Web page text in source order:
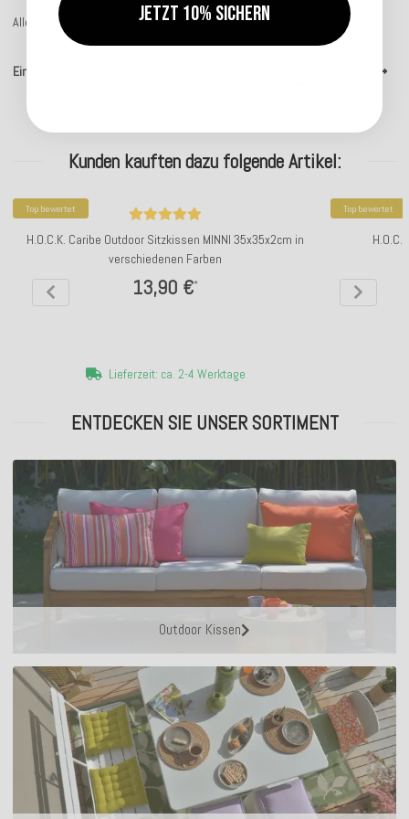
Alles super, neuer Kontakt
Einträge 1 – 10 von 48
Kunden kauften dazu folgende Artikel:
Top bewertet
H.O.C.K. Caribe Outdoor Sitzkissen MINNI 35x35x2cm in
verschiedenen Farben
13,90 €*
Lieferzeit: ca. 2-4 Werktage
Top bewertet
ENTDECKEN SIE UNSER SORTIMENT
Outdoor Kissen
Jetzt 10% sichern